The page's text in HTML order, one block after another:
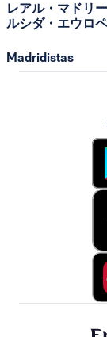
レアル・マドリ
ルシダ・エウロ
Madridistas